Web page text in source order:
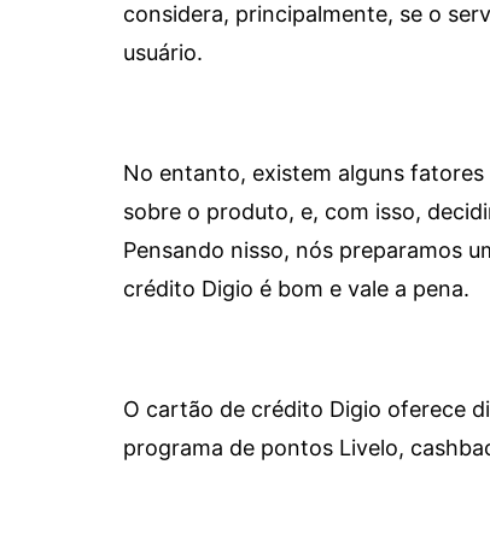
considera, principalmente, se o
usuário.
No entanto, existem alguns
sobre o produto, e, com isso,
Pensando nisso, nós preparamos
crédito Digio é bom e vale a pena.
O cartão de crédito Digio oferece
programa de pontos Livelo,